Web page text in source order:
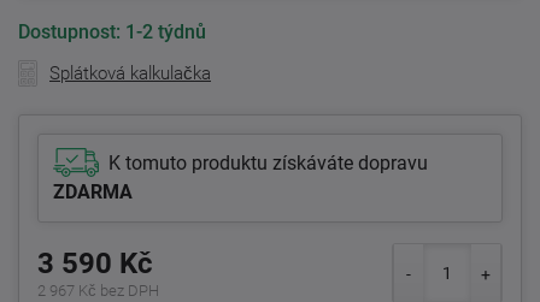
Dostupnost: 1-2 týdnů
Splátková kalkulačka
K tomuto produktu získáváte dopravu
ZDARMA
3 590 Kč
2 967 Kč bez DPH